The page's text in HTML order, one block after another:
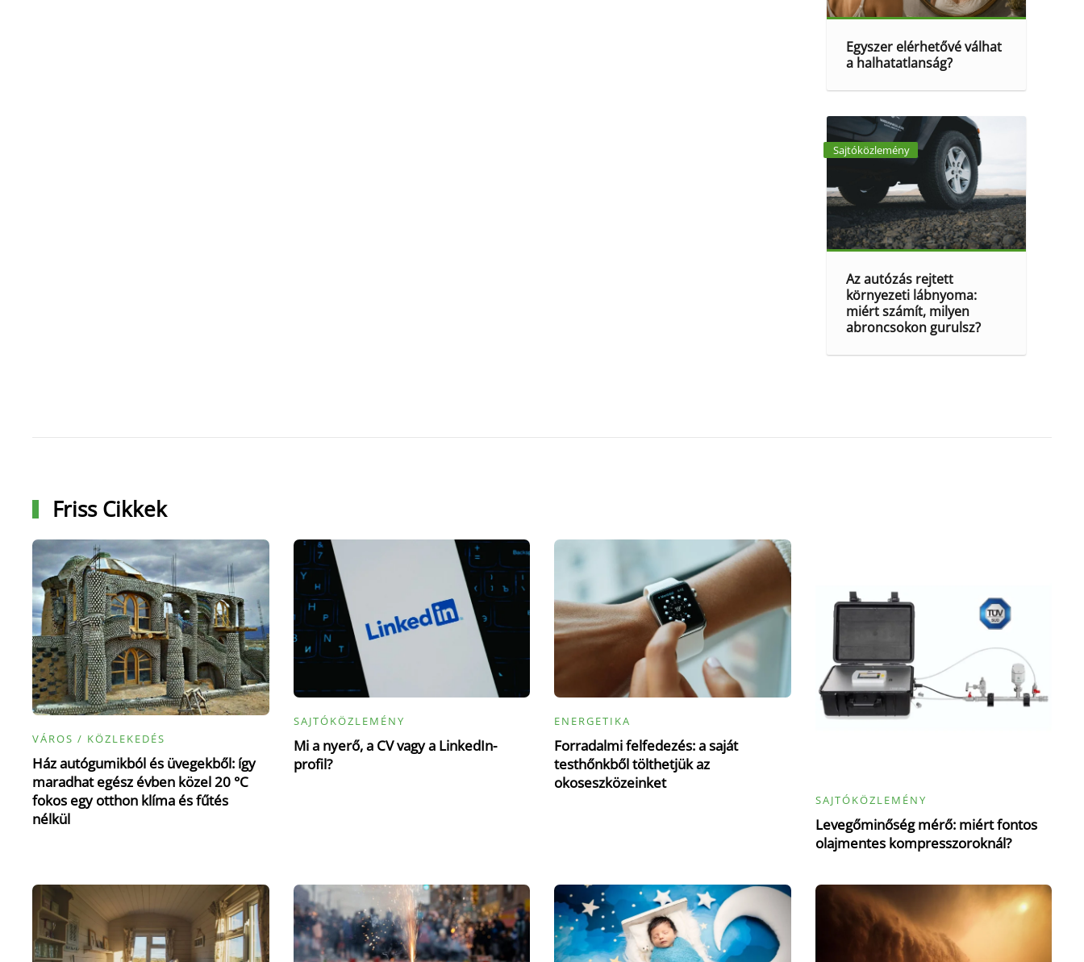
Egyszer elérhetővé válhat
a halhatatlanság?
Sajtóközlemény
Az autózás rejtett
környezeti lábnyoma:
miért számít, milyen
abroncsokon gurulsz?
Friss Cikkek
VÁROS / KÖZLEKEDÉS
Ház autógumikból és üvegekből: így
maradhat egész évben közel 20 °C
fokos egy otthon klíma és fűtés
nélkül
SAJTÓKÖZLEMÉNY
Mi a nyerő, a CV vagy a LinkedIn-
profil?
ENERGETIKA
Forradalmi felfedezés: a saját
testhőnkből tölthetjük az
okoseszközeinket
SAJTÓKÖZLEMÉNY
Levegőminőség mérő: miért fontos
olajmentes kompresszoroknál?